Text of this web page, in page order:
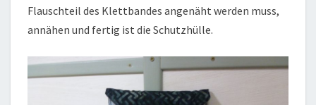
Flauschteil des Klettbandes angenäht werden muss,
annähen und fertig ist die Schutzhülle.